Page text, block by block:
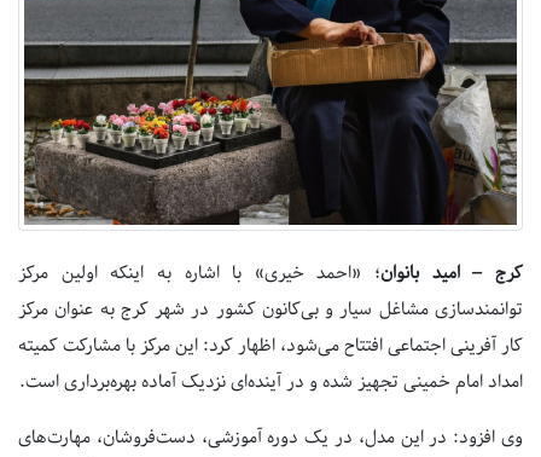
کرج – امید بانوان؛ «احمد خیری» با اشاره به اینکه اولین مرکز
توانمندسازی مشاغل سیار و بی‌کانون کشور در شهر کرج به عنوان مرکز
کار آفرینی اجتماعی افتتاح می‌شود، اظهار کرد: این مرکز با مشارکت کمیته
امداد امام خمینی تجهیز شده و در آینده‌ای نزدیک آماده بهره‌برداری است.
وی افزود: در این مدل، در یک دوره آموزشی، دست‌فروشان، مهارت‌های